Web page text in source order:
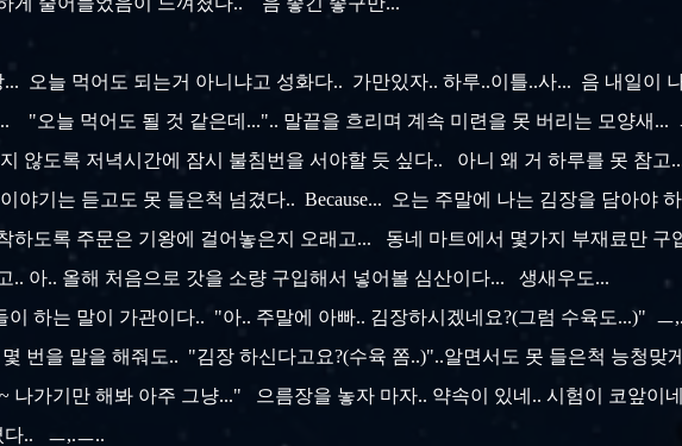
오늘 먹어도 되는거 아니냐고 성화다.. 가만있자.. 하루..이틀..사... 음 내일이
"오늘 먹어도 될 것 같은데...".. 말끝을 흐리며 계속 미련을 못 버리는 모양새...
않도록 저녁시간에 잠시 불침번을 서야할 듯 싶다.. 아니 왜 거 하루를 못 참고
야기는 듣고도 못 들은척 넘겼다.. Because... 오는 주말에 나는 김장을 담아야
하도록 주문은 기왕에 걸어놓은지 오래고... 동네 마트에서 몇가지 부재료만 구
아.. 올해 처음으로 갓을 소량 구입해서 넣어볼 심산이다... 생새우도...
하는 말이 가관이다.. "아.. 주말에 아빠.. 김장하시겠네요?(그럼 수육도...)" ㅡ
번을 말을 해줘도.. "김장 하신다고요?(수육 쫌..)"..알면서도 못 들은척 능청맞
나가기만 해봐 아주 그냥..." 으름장을 놓자 마자.. 약속이 있네.. 시험이 코앞이
다.. ㅡ,.ㅡ..